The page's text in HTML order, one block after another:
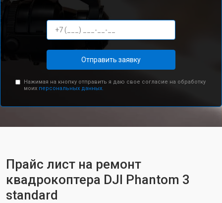
Отправить заявку
Нажимая на кнопку отправить я даю свое согласие на обработку
моих персональных данных.
Прайс лист на ремонт
квадрокоптера DJI Phantom 3
standard